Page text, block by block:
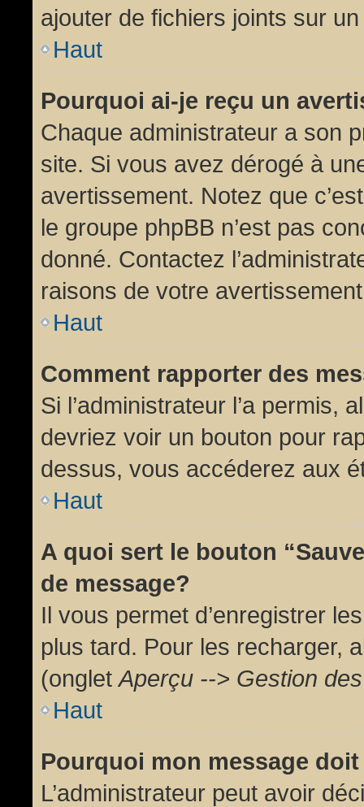
ajouter de fichiers joints sur
Haut
Pourquoi ai-je reçu un
Chaque administrateur a son
site. Si vous avez dérogé à
avertissement. Notez que
le groupe phpBB n’est pas
donné. Contactez
raisons de votre
Haut
Comment rapporter des
Si l’administrateur l’a permis,
devriez voir un bouton pour
dessus, vous accéderez aux
Haut
A quoi sert le bouton
de message?
Il vous permet d’enregistrer
plus tard. Pour les recharger,
(ongletAperçu --> Gestion
Haut
Pourquoi mon message
L’administrateur peut avoir